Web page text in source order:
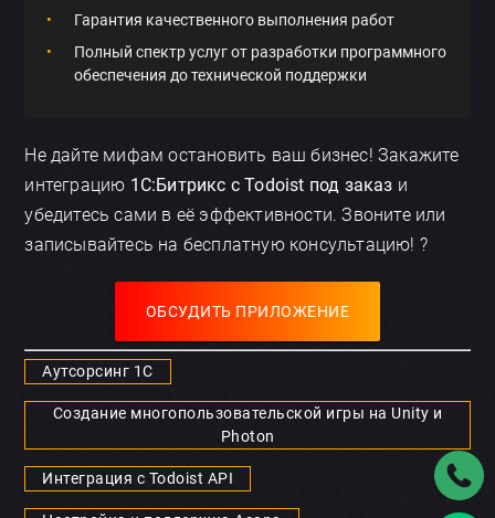
Гарантия качественного выполнения работ
Полный спектр услуг от разработки программного
обеспечения до технической поддержки
Не дайте мифам остановить ваш бизнес! Закажите
интеграцию 1С:Битрикс с Todoist под заказ и
убедитесь сами в её эффективности. Звоните или
записывайтесь на бесплатную консультацию! ?
ОБСУДИТЬ ПРИЛОЖЕНИЕ
Аутсорсинг 1С
Создание многопользовательской игры на Unity и
Photon
Интеграция с Todoist API